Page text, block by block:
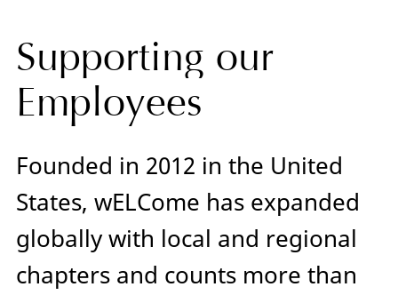
Supporting our
Employees
Founded in 2012 in the United
States, wELCome has expanded
globally with local and regional
chapters and counts more than